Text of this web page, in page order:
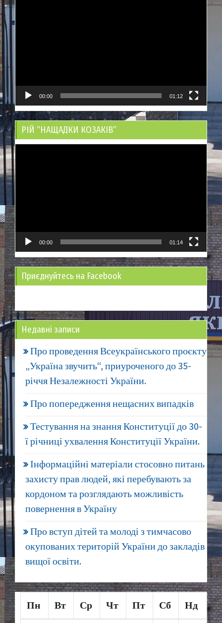
00:00 01:12
РІЙ “НАЩАДКИ КОЗАКІВ”
00:00 01:14
Приєднуйтесь на Facebook
Недавні записи
Про проведення Всеукраїнського проєкту
„Україна звучить“, приуроченого до 35-
річчя Незалежності України.
Про попередження нещасних випадків
Тестування на знання Конституції до 30-
ї річниці ухвалення Конституції України.
Інформаційні матеріали стосовно питань
захисту прав людей, які перебувають за
кордоном та розглядають можливість
повернення в Україну
Про вступ дітей та молоді з тимчасово
окупованих територій України до закладів
вищої освіти.
Пн Вт Ср Чт Пт Сб Нд